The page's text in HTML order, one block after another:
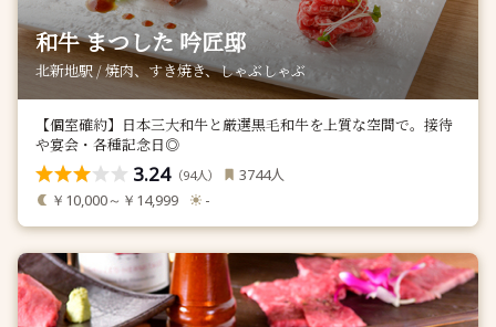
和牛 まつした 吟匠邸
北新地駅 / 焼肉、すき焼き、しゃぶしゃぶ
【個室確約】日本三大和牛と厳選黒毛和牛を上質な空間で。接待
や宴会・各種記念日◎
3.24（94人） 3744人
￥10,000～￥14,999 -